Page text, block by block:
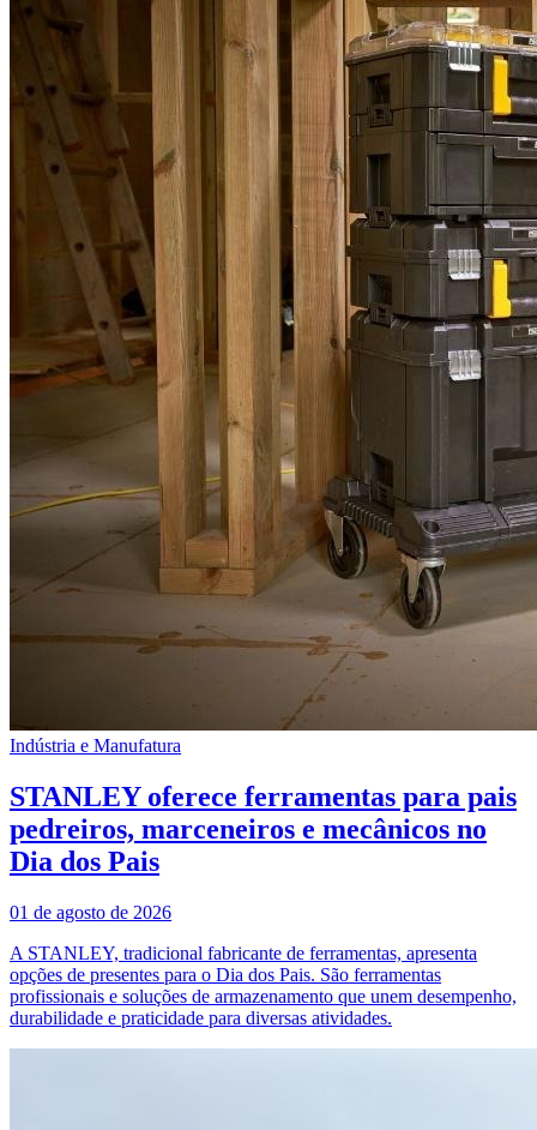
Indústria e Manufatura
STANLEY oferece ferramentas para pais
pedreiros, marceneiros e mecânicos no
Dia dos Pais
01 de agosto de 2026
A STANLEY, tradicional fabricante de ferramentas, apresenta
opções de presentes para o Dia dos Pais. São ferramentas
profissionais e soluções de armazenamento que unem desempenho,
durabilidade e praticidade para diversas atividades.